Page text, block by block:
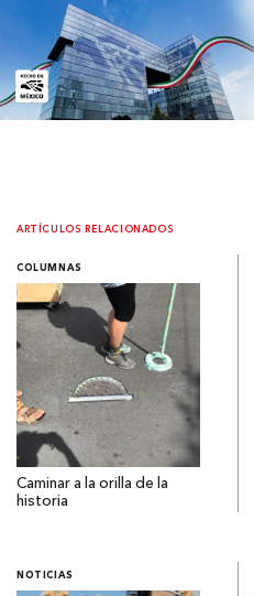
ARTÍCULOS RELACIONADOS
COLUMNAS
Caminar a la orilla de la
historia
NOTICIAS